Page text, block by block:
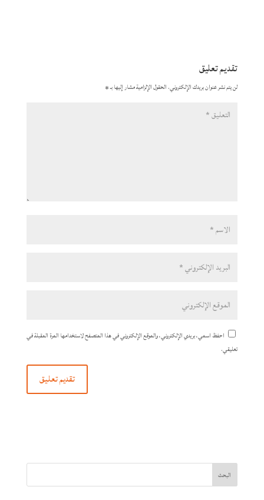
تقديم تعليق
لن يتم نشر عنوان بريدك الإلكتروني. الحقول الإلزامية مشار إليها بـ*
احفظ اسمي، بريدي الإلكتروني، والموقع الإلكتروني في هذا المتصفح لاستخدامها المرة المقبلة في
تعليقي.
البحث